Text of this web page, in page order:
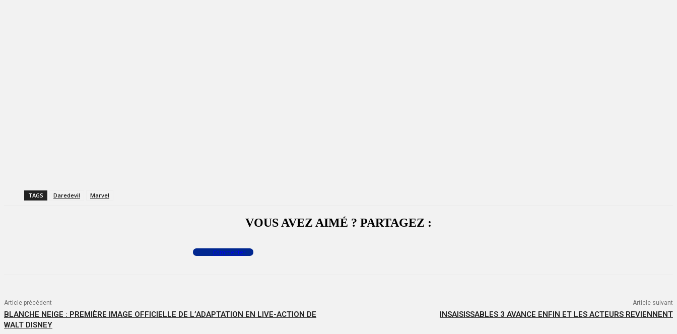
TAGS Daredevil Marvel
VOUS AVEZ AIMÉ ? PARTAGEZ :
Commenter
Article précédent
BLANCHE NEIGE : PREMIÈRE IMAGE OFFICIELLE DE L’ADAPTATION EN LIVE-ACTION DE
WALT DISNEY
Article suivant
INSAISISSABLES 3 AVANCE ENFIN ET LES ACTEURS REVIENNENT